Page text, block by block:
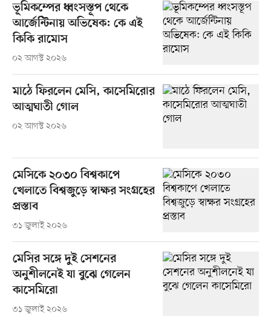
ভূমিকম্পের ধ্বংসস্তূপ থেকে
আর্জেন্টিনায় অভিষেক: কে এই
কিকি রামোস
০২ আগস্ট ২০২৬
মাঠে ফিরলেন মেসি, কাসেমিরোর
আত্মঘাতী গোল
০২ আগস্ট ২০২৬
মেসিকে ২০৩০ বিশ্বকাপে
খেলাতে বিশ্বজুড়ে স্বাক্ষর সংগ্রহের
প্রস্তাব
৩১ জুলাই ২০২৬
মেসির সঙ্গে দুই সেশনের
অনুশীলনেই যা বুঝে গেলেন
কাসেমিরো
৩১ জুলাই ২০২৬